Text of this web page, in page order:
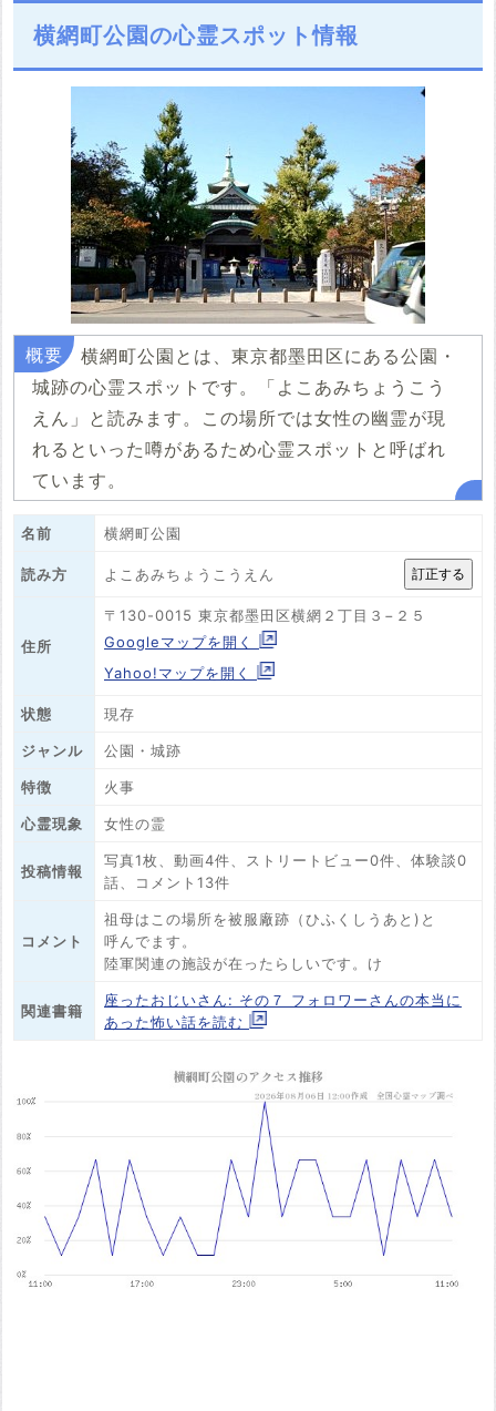
横網町公園の心霊スポット情報
横網町公園とは、東京都墨田区にある公園・
城跡の心霊スポットです。「よこあみちょうこう
えん」と読みます。この場所では女性の幽霊が現
れるといった噂があるため心霊スポットと呼ばれ
ています。
名前 横網町公園
読み方 よこあみちょうこうえん
住所
〒130-0015 東京都墨田区横網２丁目３−２５
Googleマップを開く
Yahoo!マップを開く
状態 現存
ジャンル 公園・城跡
特徴 火事
心霊現象 女性の霊
投稿情報
写真1枚、動画4件、ストリートビュー0件、体験談0
話、コメント13件
コメント
祖母はこの場所を被服廠跡（ひふくしうあと)と
呼んでます。
陸軍関連の施設が在ったらしいです。け
関連書籍
座ったおじいさん: その７ フォロワーさんの本当に
あった怖い話を読む